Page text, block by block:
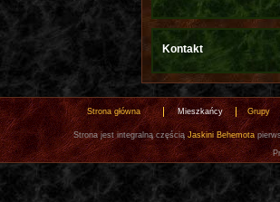
Kontakt
Strona główna Mieszkańcy Grupy
Strona jest integralną częścią Jaskini Behemota